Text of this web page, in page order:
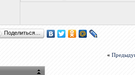
Поделиться…
«